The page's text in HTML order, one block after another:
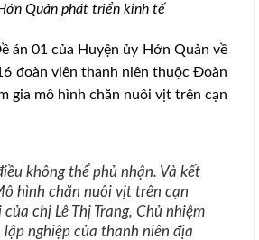
Quản phát triển kinh tế
án 01 của Huyện ủy Hớn Quản về
đoàn viên thanh niên thuộc Đoàn
gia mô hình chăn nuôi vịt trên cạn
không thể phủ nhận. Và kết
hình chăn nuôi vịt trên cạn
chị Lê Thị Trang, Chủ nhiệm
nghiệp của thanh niên địa